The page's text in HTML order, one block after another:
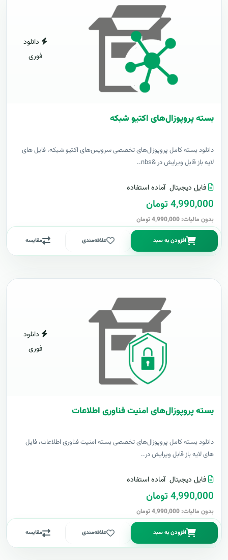
دانلود
فوری
بسته پروپوزال‌های اکتیو شبکه
دانلود بسته کامل پروپوزال‌های تخصصی سرویس‌های اکتیو شبکه، فایل های
لایه باز قابل ویرایش در &nbs..
فایل دیجیتال آماده استفاده
4,990,000 تومان
بدون مالیات: 4,990,000 تومان
افزودن به سبد علاقه‌مندی مقایسه
دانلود
فوری
بسته پروپوزال‌های امنیت فناوری اطلاعات
دانلود بسته کامل پروپوزال‌های تخصصی بسته امنیت فناوری اطلاعات، فایل
های لایه باز قابل ویرایش در..
فایل دیجیتال آماده استفاده
4,990,000 تومان
بدون مالیات: 4,990,000 تومان
افزودن به سبد علاقه‌مندی مقایسه